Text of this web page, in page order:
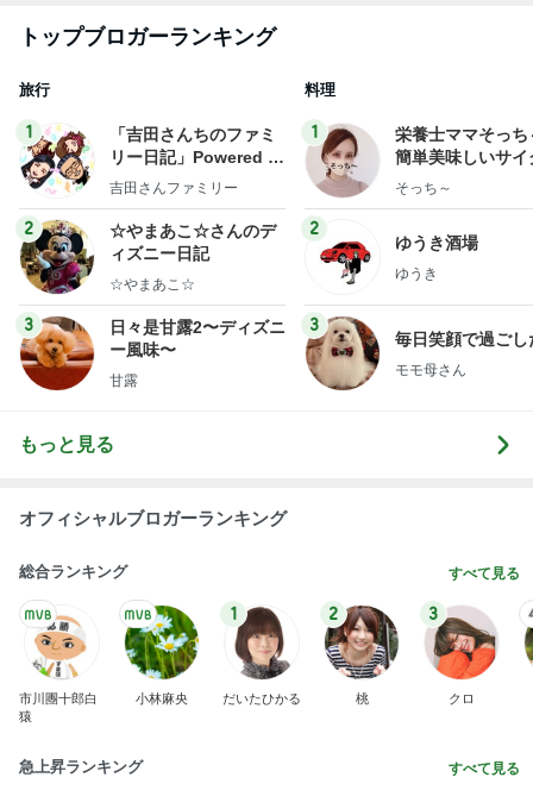
トップブロガーランキング
旅行
1
「吉田さんちのファミ
リー日記」Powered b
y Ameba 吉田さんファ
ログ
吉田さんファミリー
2
☆やまあこ☆さんのデ
ィズニー日記
☆やまあこ☆
3
日々是甘露2〜ディズニ
ー風味〜
甘露
料理
1
栄養士ママそっち
簡単美味しいサイ
献立
そっち～
2
ゆうき酒場
ゆうき
3
毎日笑顔で過ごし
モモ母さん
もっと見る
オフィシャルブロガーランキング
総合ランキング すべて見る
市川團十郎白
猿
小林麻央
1
だいたひかる
2
桃
3
クロ
急上昇ランキング すべて見る